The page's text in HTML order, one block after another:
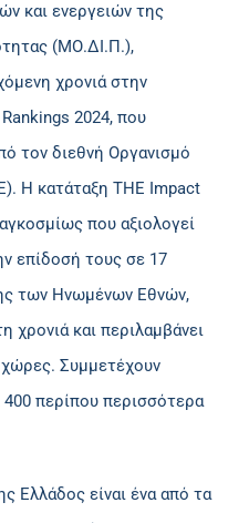
και ενεργειών της
(ΜΟ.ΔΙ.Π.),
χρονιά στην
2024, που
τον διεθνή Οργανισμό
Η κατάταξη THE Impact
που αξιολογεί
επίδοσή τους σε 17
των Ηνωμένων Εθνών,
χρονιά και περιλαμβάνει
Συμμετέχουν
περίπου περισσότερα
Ελλάδος είναι ένα από τα